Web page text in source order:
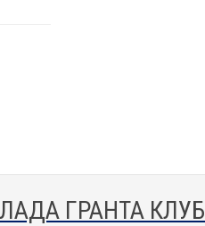
ГРАНТА КЛУБ